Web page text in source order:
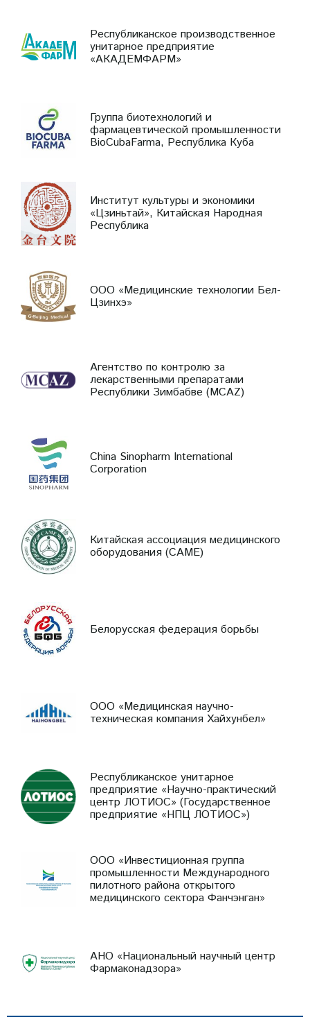
Республиканское производственное
унитарное предприятие
«АКАДЕМФАРМ»
Группа биотехнологий и
фармацевтической промышленности
BioCubaFarma, Республика Куба
Институт культуры и экономики
«Цзиньтай», Китайская Народная
Республика
ООО «Медицинские технологии Бел-
Цзинхэ»
Агентство по контролю за
лекарственными препаратами
Республики Зимбабве (MCAZ)
China Sinopharm International
Corporation
Китайская ассоциация медицинского
оборудования (CAME)
Белорусская федерация борьбы
ООО «Медицинская научно-
техническая компания Хайхунбел»
Республиканское унитарное
предприятие «Научно-практический
центр ЛОТИОС» (Государственное
предприятие «НПЦ ЛОТИОС»)
ООО «Инвестиционная группа
промышленности Международного
пилотного района открытого
медицинского сектора Фанчэнган»
АНО «Национальный научный центр
Фармаконадзора»